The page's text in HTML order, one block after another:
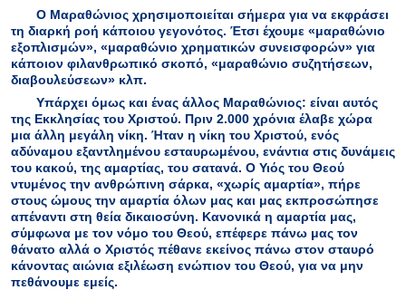
Ο Μαραθώνιος χρησιμοποιείται σήμερα για να εκφράσει
τη διαρκή ροή κάποιου γεγονότος. Έτσι έχουμε «μαραθώνιο
εξοπλισμών», «μαραθώνιο χρηματικών συνεισφορών» για
κάποιον φιλανθρωπικό σκοπό, «μαραθώνιο συζητήσεων,
διαβουλεύσεων» κλπ.
Υπάρχει όμως και ένας άλλος Μαραθώνιος: είναι αυτός
της Εκκλησίας του Χριστού. Πριν 2.000 χρόνια έλαβε χώρα
μια άλλη μεγάλη νίκη. Ήταν η νίκη του Χριστού, ενός
αδύναμου εξαντλημένου εσταυρωμένου, ενάντια στις δυνάμεις
του κακού, της αμαρτίας, του σατανά. Ο Υιός του Θεού
ντυμένος την ανθρώπινη σάρκα, «χωρίς αμαρτία», πήρε
στους ώμους την αμαρτία όλων μας και μας εκπροσώπησε
απέναντι στη θεία δικαιοσύνη. Κανονικά η αμαρτία μας,
σύμφωνα με τον νόμο του Θεού, επέφερε πάνω μας τον
θάνατο αλλά ο Χριστός πέθανε εκείνος πάνω στον σταυρό
κάνοντας αιώνια εξιλέωση ενώπιον του Θεού, για να μην
πεθάνουμε εμείς.